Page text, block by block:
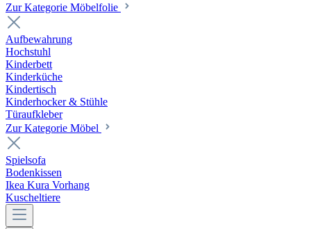
Zur Kategorie Möbelfolie
Aufbewahrung
Hochstuhl
Kinderbett
Kinderküche
Kindertisch
Kinderhocker & Stühle
Türaufkleber
Zur Kategorie Möbel
Spielsofa
Bodenkissen
Ikea Kura Vorhang
Kuscheltiere